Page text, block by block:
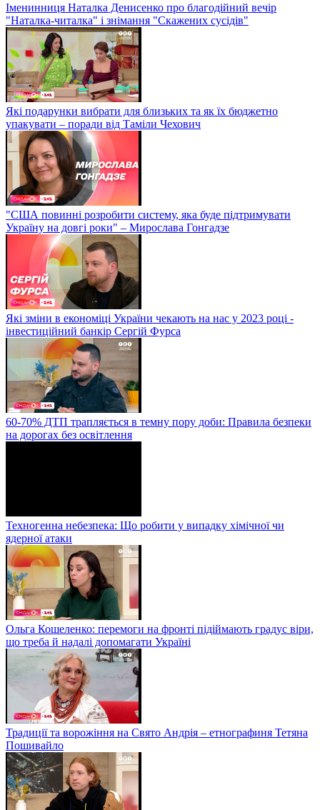
Іменинниця Наталка Денисенко про благодійний вечір
"Наталка-читалка" і знімання "Скажених сусідів"
Які подарунки вибрати для близьких та як їх бюджетно
упакувати – поради від Таміли Чехович
"США повинні розробити систему, яка буде підтримувати
Україну на довгі роки" – Мирослава Гонгадзе
Які зміни в економіці України чекають на нас у 2023 році -
інвестиційний банкір Сергій Фурса
60-70% ДТП трапляється в темну пору доби: Правила безпеки
на дорогах без освітлення
Техногенна небезпека: Що робити у випадку хімічної чи
ядерної атаки
Ольга Кошеленко: перемоги на фронті підіймають градус віри,
що треба й надалі допомагати Україні
Традиції та ворожіння на Свято Андрія – етнографиня Тетяна
Пошивайло